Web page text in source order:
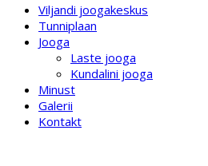
Viljandi joogakeskus
Tunniplaan
Jooga
Laste jooga
Kundalini jooga
Minust
Galerii
Kontakt